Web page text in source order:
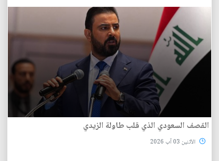
القصف السعودي الذي قلب طاولة الزيدي
الأثنين 03 آب 2026